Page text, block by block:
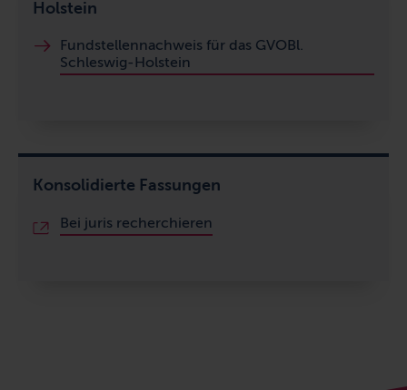
Holstein
Fundstellennachweis für das GVOBl.
Schleswig-Holstein
Konsolidierte Fassungen
Bei juris recherchieren